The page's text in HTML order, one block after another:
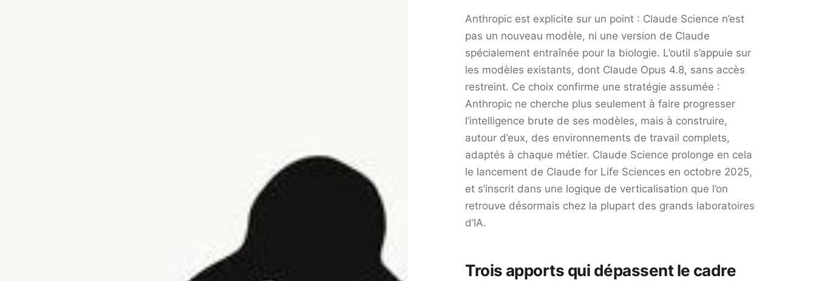
Anthropic est explicite sur un point : Claude Science n’est
pas un nouveau modèle, ni une version de Claude
spécialement entraînée pour la biologie. L’outil s’appuie sur
les modèles existants, dont Claude Opus 4.8, sans accès
restreint. Ce choix confirme une stratégie assumée :
Anthropic ne cherche plus seulement à faire progresser
l’intelligence brute de ses modèles, mais à construire,
autour d’eux, des environnements de travail complets,
adaptés à chaque métier. Claude Science prolonge en cela
le lancement de Claude for Life Sciences en octobre 2025,
et s’inscrit dans une logique de verticalisation que l’on
retrouve désormais chez la plupart des grands laboratoires
d’IA.
Trois apports qui dépassent le cadre